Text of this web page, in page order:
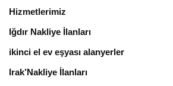
Hizmetlerimiz
Iğdır Nakliye İlanları
ikinci el ev eşyası alanyerler
Irak’Nakliye İlanları